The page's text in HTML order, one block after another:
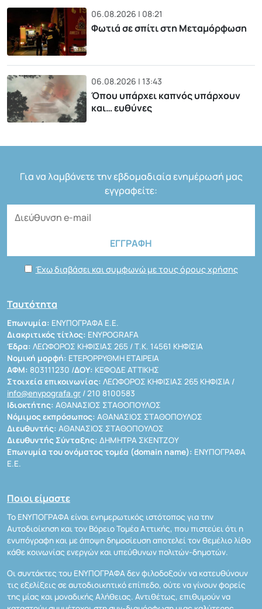
06.08.2026 | 08:21
Φωτιά σε σπίτι στη Μεταμόρφωση
06.08.2026 | 13:43
Όπου υπάρχει καπνός υπάρχουν
και… ευθύνες
Για να λαμβάνετε την εβδομαδιαία ενημέρωσή μας
εγγραφείτε:
Έχω διαβάσει και συμφωνώ με τους όρους χρήσης
Ταυτότητα
Επωνυμία: ΕΝΥΠΟΓΡΑΦΑ Ε.Ε.
Διακριτικός τίτλος: ENYPOGRAFA
Έδρα: ΛΕΩΦΟΡΟΣ ΚΗΦΙΣΙΑΣ 265 / Τ.Κ. 14561 ΚΗΦΙΣΙΑ
Νομική μορφή: ΕΤΕΡΟΡΡΥΘΜΗ ΕΤΑΙΡΕΙΑ
ΑΦΜ: 803111230 /ΔΟΥ: ΚΕΦΟΔΕ ΑΤΤΙΚΗΣ
Στοιχεία επικοινωνίας: ΛΕΩΦΟΡΟΣ ΚΗΦΙΣΙΑΣ 265 ΚΗΦΙΣΙΑ /
info@enypografa.gr / 210 8100583
Ιδιοκτήτης: ΑΘΑΝΑΣΙΟΣ ΣΤΑΘΟΠΟΥΛΟΣ
Νόμιμος εκπρόσωπος: ΑΘΑΝΑΣΙΟΣ ΣΤΑΘΟΠΟΥΛΟΣ
Διευθυντής: ΑΘΑΝΑΣΙΟΣ ΣΤΑΘΟΠΟΥΛΟΣ
Διευθυντής Σύνταξης: ΔΗΜΗΤΡΑ ΣΚΕΝΤΖΟΥ
Επωνυμία του ονόματος τομέα (domain name): ΕΝΥΠΟΓΡΑΦΑ
Ε.Ε.
Ποιοι είμαστε
Το ΕΝΥΠΟΓΡΑΦΑ είναι ενημερωτικός ιστότοπος για την
Αυτοδιοίκηση και τον Βόρειο Τομέα Αττικής, που πιστεύει ότι η
ενυπόγραφη και με άποψη δημοσίευση αποτελεί τον θεμέλιο λίθο
κάθε κοινωνίας ενεργών και υπεύθυνων πολιτών-δημοτών.
Οι συντάκτες του ΕΝΥΠΟΓΡΑΦΑ δεν φιλοδοξούν να κατευθύνουν
τις εξελίξεις σε αυτοδιοικητικό επίπεδο, ούτε να γίνουν φορείς
της μίας και μοναδικής Αλήθειας. Αντιθέτως, επιθυμούν να